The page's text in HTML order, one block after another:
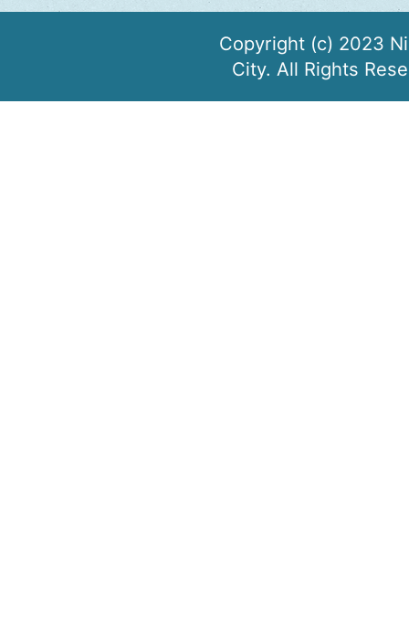
Copyright (c) 2023
City. All Rights